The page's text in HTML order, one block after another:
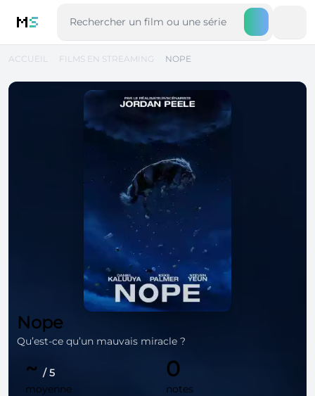
MS
ACCUEIL FILMS EN STREAMING NOPE
Nope
Qu’est-ce qu’un mauvais miracle ?
~ / 5
moyenne
0
notes